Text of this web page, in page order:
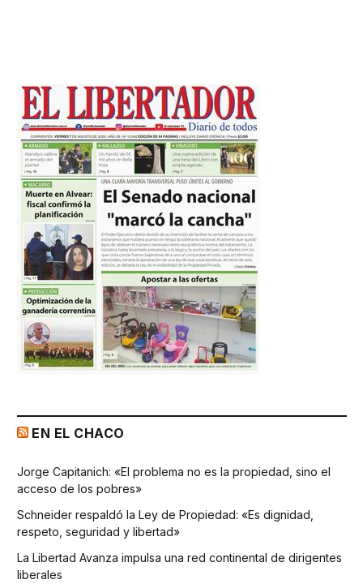
EN EL CHACO
Jorge Capitanich: «El problema no es la propiedad, sino el
acceso de los pobres»
Schneider respaldó la Ley de Propiedad: «Es dignidad,
respeto, seguridad y libertad»
La Libertad Avanza impulsa una red continental de dirigentes
liberales